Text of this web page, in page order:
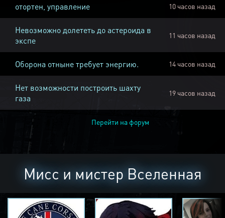
отортен, управление 10 часов назад
Невозможно долететь до астероида в
экспе
11 часов назад
Оборона отныне требует энергию. 14 часов назад
Нет возможности построить шахту
газа
19 часов назад
Перейти на форум
Мисс и мистер Вселенная